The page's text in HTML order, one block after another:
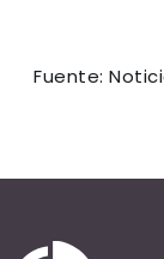
Fuente: